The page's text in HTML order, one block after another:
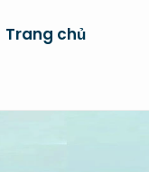
Trang chủ